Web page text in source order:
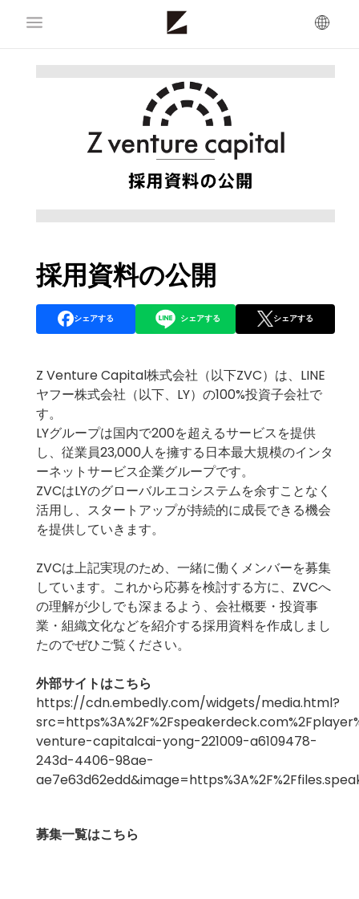
採用資料の公開
シェアする シェアする シェアする
Z Venture Capital株式会社（以下ZVC）は、LINE
ヤフー株式会社（以下、LY）の100%投資子会社で
す。
LYグループは国内で200を超えるサービスを提供
し、従業員23,000人を擁する日本最大規模のインタ
ーネットサービス企業グループです。
ZVCはLYのグローバルエコシステムを余すことなく
活用し、スタートアップが持続的に成長できる機会
を提供していきます。
ZVCは上記実現のため、一緒に働くメンバーを募集
しています。これから応募を検討する方に、ZVCへ
の理解が少しでも深まるよう、会社概要・投資事
業・組織文化などを紹介する採用資料を作成しまし
たのでぜひご覧ください。
外部サイトはこちら
https://cdn.embedly.com/widgets/media.html?
venture-capitalcai-yong-221009-a6109478-
243d-4406-98ae-
募集一覧はこちら